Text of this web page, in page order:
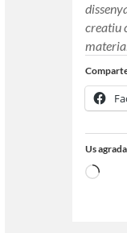
creatiu
Us